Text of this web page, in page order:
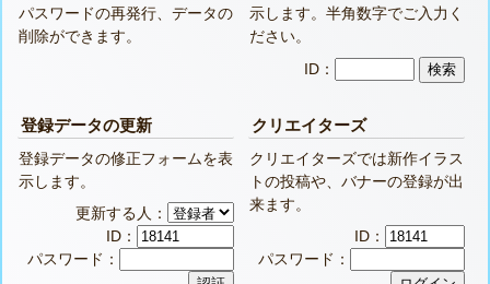
パスワードの再発行、データの
削除ができます。
示します。半角数字でご入力く
ださい。
ID：
登録データの更新
登録データの修正フォームを表
示します。
更新する人：
ID：
パスワード：
クリエイターズ
クリエイターズでは新作イラス
トの投稿や、バナーの登録が出
来ます。
ID：
パスワード：